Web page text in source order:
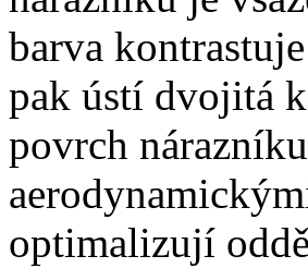
barva
pak ústí dvojitá
povrch
optimalizují